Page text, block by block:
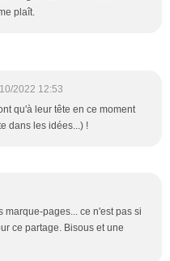
plaît.
2022 12:53
qu'à leur tête en ce moment
dans les idées...) !
pages... ce n'est pas si
ce partage. Bisous et une